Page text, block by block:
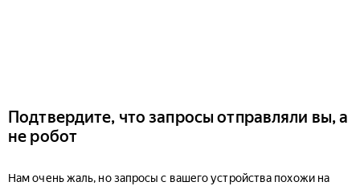
Подтвердите, что запросы отправляли вы, а
не робот
Нам очень жаль, но запросы с вашего устройства похожи на